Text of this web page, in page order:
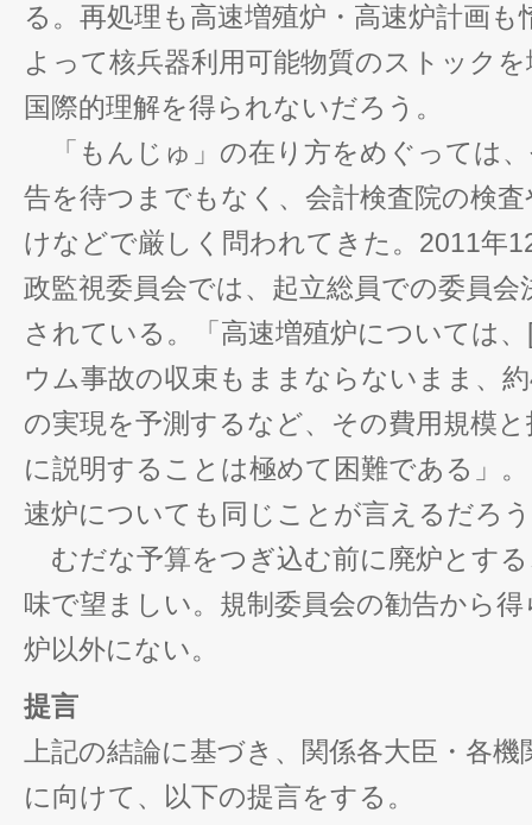
る。再処理も高速増殖炉・高速炉計画
よって核兵器利用可能物質のストック
国際的理解を得られないだろう。
「もんじゅ」の在り方をめぐっては
告を待つまでもなく、会計検査院の検
けなどで厳しく問われてきた。2011年
政監視委員会では、起立総員での委員
されている。「高速増殖炉については
ウム事故の収束もままならないまま、
の実現を予測するなど、その費用規模
に説明することは極めて困難である」
速炉についても同じことが言えるだろ
むだな予算をつぎ込む前に廃炉とす
味で望ましい。規制委員会の勧告から
炉以外にない。
提言
上記の結論に基づき、関係各大臣・各
に向けて、以下の提言をする。